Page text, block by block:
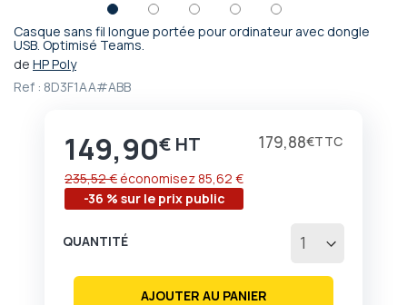
Casque sans fil longue portée pour ordinateur avec dongle
USB. Optimisé Teams.
de HP Poly
Ref : 8D3F1AA#ABB
Prix
149,90€ 179,88€
-36 % sur le prix public
235,52 € économisez85,62 €
QUANTITÉ
AJOUTER AU PANIER
Passer
au
de
d’images